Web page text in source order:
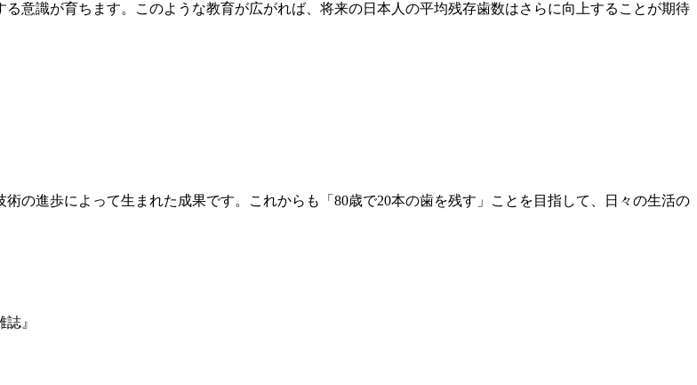
意識が育ちます。このような教育が広がれば、将来の日本人の平均残存歯数はさらに向上することが期待
の進歩によって生まれた成果です。これからも「80歳で20本の歯を残す」ことを目指して、日々の生活の
』